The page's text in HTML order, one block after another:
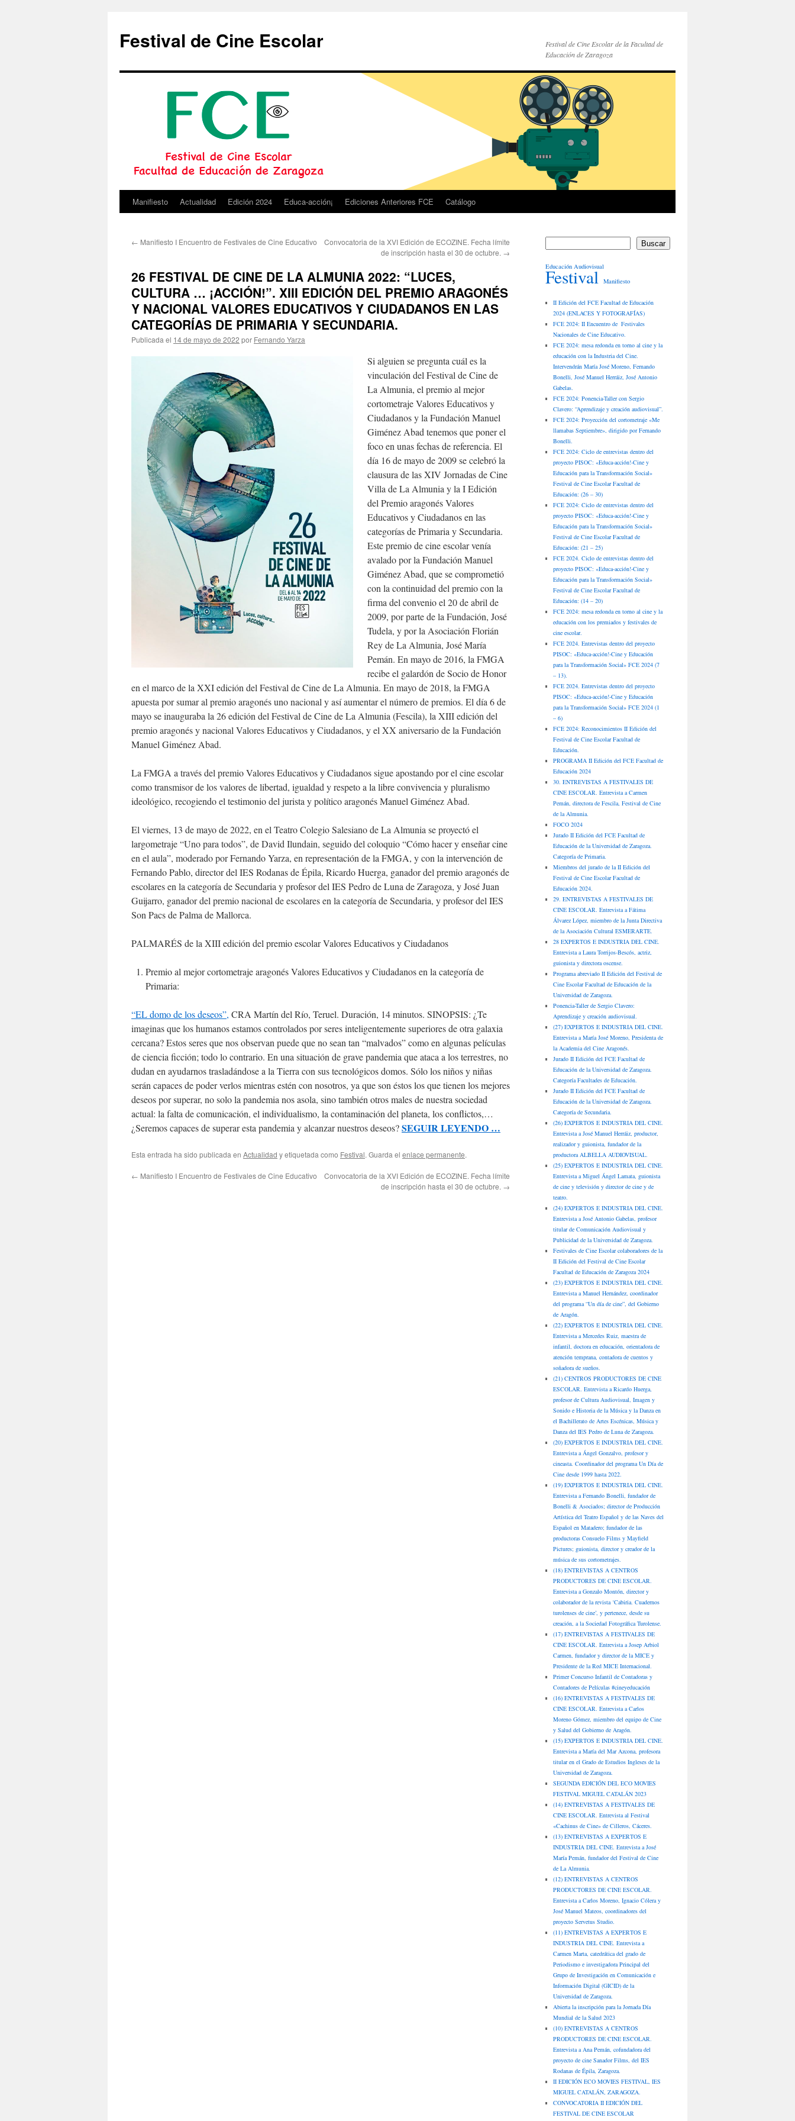
Festival de Cine Escolar
Festival de Cine Escolar de la Facultad de
Educación de Zaragoza
Saltar
contenido
Manifiesto Actualidad Edición 2024 Educa-acción¡ Ediciones Anteriores FCE Catálogo
← Manifiesto I Encuentro de Festivales de Cine Educativo
Convocatoria de la XVI Edición de ECOZINE. Fecha límite
de inscripción hasta el 30 de octubre. →
26 FESTIVAL DE CINE DE LA ALMUNIA 2022: “LUCES,
CULTURA … ¡ACCIÓN!”. XIII EDICIÓN DEL PREMIO ARAGONÉS
Y NACIONAL VALORES EDUCATIVOS Y CIUDADANOS EN LAS
CATEGORÍAS DE PRIMARIA Y SECUNDARIA.
Publicada el 14 de mayo de 2022 por Fernando Yarza
Si alguien se pregunta cuál es la
vinculación del Festival de Cine de
La Almunia, el premio al mejor
cortometraje Valores Educativos y
Ciudadanos y la Fundación Manuel
Giménez Abad tenemos que poner el
foco en unas fechas de referencia. El
día 16 de mayo de 2009 se celebró la
clausura de las XIV Jornadas de Cine
Villa de La Almunia y la I Edición
del Premio aragonés Valores
Educativos y Ciudadanos en las
categorías de Primaria y Secundaria.
Este premio de cine escolar venía
avalado por la Fundación Manuel
Giménez Abad, que se comprometió
con la continuidad del premio con la
firma del convenio el 20 de abril de
2009, por parte de la Fundación, José
Tudela, y por la Asociación Florián
Rey de La Almunia, José María
Pemán. En mayo de 2016, la FMGA
recibe el galardón de Socio de Honor
en el marco de la XXI edición del Festival de Cine de La Almunia. En mayo de 2018, la FMGA
apuesta por sumar al premio aragonés uno nacional y así aumentar el número de premios. El día 6 de
mayo se inauguraba la 26 edición del Festival de Cine de La Almunia (Fescila), la XIII edición del
premio aragonés y nacional Valores Educativos y Ciudadanos, y el XX aniversario de la Fundación
Manuel Giménez Abad.
La FMGA a través del premio Valores Educativos y Ciudadanos sigue apostando por el cine escolar
como transmisor de los valores de libertad, igualdad y respeto a la libre convivencia y pluralismo
ideológico, recogiendo el testimonio del jurista y político aragonés Manuel Giménez Abad.
El viernes, 13 de mayo de 2022, en el Teatro Colegio Salesiano de La Almunia se proyectó el
largometraje “Uno para todos”, de David Ilundain, seguido del coloquio “Cómo hacer y enseñar cine
en el aula”, moderado por Fernando Yarza, en representación de la FMGA, y con la intervención de
Fernando Pablo, director del IES Rodanas de Épila, Ricardo Huerga, ganador del premio aragonés de
escolares en la categoría de Secundaria y profesor del IES Pedro de Luna de Zaragoza, y José Juan
Guijarro, ganador del premio nacional de escolares en la categoría de Secundaria, y profesor del IES
Son Pacs de Palma de Mallorca.
PALMARÉS de la XIII edición del premio escolar Valores Educativos y Ciudadanos
Premio al mejor cortometraje aragonés Valores Educativos y Ciudadanos en la categoría de
Primaria:
“EL domo de los deseos”, CRA Martín del Río, Teruel. Duración, 14 minutos. SINOPSIS: ¿Te
imaginas que los humanos estamos controlados por seres inteligentemente superiores de otra galaxia
cercana? Estos seres que nos observan puede que no sean tan “malvados” como en algunas películas
de ciencia ficción; todo lo contrario. En una situación de grave pandemia que ataca a los terrestres, no
dudan en ayudarnos trasladándose a la Tierra con sus tecnológicos domos. Sólo los niños y niñas
serán capaces de poder verlos mientras estén con nosotros, ya que son éstos los que tienen los mejores
deseos por superar, no solo la pandemia nos asola, sino también otros males de nuestra sociedad
actual: la falta de comunicación, el individualismo, la contaminación del planeta, los conflictos,…
¿Seremos capaces de superar esta pandemia y alcanzar nuestros deseos?SEGUIR LEYENDO …
Esta entrada ha sido publicada en Actualidad y etiquetada como Festival. Guarda el enlace permanente.
← Manifiesto I Encuentro de Festivales de Cine Educativo
Convocatoria de la XVI Edición de ECOZINE. Fecha límite
de inscripción hasta el 30 de octubre. →
Buscar
Educación Audiovisual
Festival Manifiesto
II Edición del FCE Facultad de Educación
2024 (ENLACES Y FOTOGRAFÍAS)
FCE 2024: II Encuentro de Festivales
Nacionales de Cine Educativo.
FCE 2024: mesa redonda en torno al cine y la
educación con la Industria del Cine.
Intervendrán María José Moreno, Fernando
Bonelli, José Manuel Herráiz, José Antonio
Gabelas.
FCE 2024: Ponencia-Taller con Sergio
Clavero: “Aprendizaje y creación audiovisual”.
FCE 2024: Proyección del cortometraje «Me
llamabas Septiembre», dirigido por Fernando
Bonelli.
FCE 2024: Ciclo de entrevistas dentro del
proyecto PISOC: «Educa-acción!-Cine y
Educación para la Transformación Social»
Festival de Cine Escolar Facultad de
Educación: (26 – 30)
FCE 2024: Ciclo de entrevistas dentro del
proyecto PISOC: «Educa-acción!-Cine y
Educación para la Transformación Social»
Festival de Cine Escolar Facultad de
Educación: (21 – 25)
FCE 2024. Ciclo de entrevistas dentro del
proyecto PISOC: «Educa-acción!-Cine y
Educación para la Transformación Social»
Festival de Cine Escolar Facultad de
Educación: (14 – 20)
FCE 2024: mesa redonda en torno al cine y la
educación con los premiados y festivales de
cine escolar.
FCE 2024. Entrevistas dentro del proyecto
PISOC: «Educa-acción!-Cine y Educación
para la Transformación Social» FCE 2024 (7
– 13).
FCE 2024. Entrevistas dentro del proyecto
PISOC: «Educa-acción!-Cine y Educación
para la Transformación Social» FCE 2024 (1
– 6)
FCE 2024: Reconocimientos II Edición del
Festival de Cine Escolar Facultad de
Educación.
PROGRAMA II Edición del FCE Facultad de
Educación 2024
30. ENTREVISTAS A FESTIVALES DE
CINE ESCOLAR. Entrevista a Carmen
Pemán, directora de Fescila, Festival de Cine
de la Almunia.
FOCO 2024
Jurado II Edición del FCE Facultad de
Educación de la Universidad de Zaragoza.
Categoría de Primaria.
Miembros del jurado de la II Edición del
Festival de Cine Escolar Facultad de
Educación 2024.
29. ENTREVISTAS A FESTIVALES DE
CINE ESCOLAR. Entrevista a Fátima
Álvarez López, miembro de la Junta Directiva
de la Asociación Cultural ESMERARTE.
28 EXPERTOS E INDUSTRIA DEL CINE.
Entrevista a Laura Torrijos-Bescós, actriz,
guionista y directora oscense.
Programa abreviado II Edición del Festival de
Cine Escolar Facultad de Educación de la
Universidad de Zaragoza.
Ponencia-Taller de Sergio Clavero:
Aprendizaje y creación audiovisual.
(27) EXPERTOS E INDUSTRIA DEL CINE.
Entrevista a María José Moreno, Presidenta de
la Academia del Cine Aragonés.
Jurado II Edición del FCE Facultad de
Educación de la Universidad de Zaragoza.
Categoría Facultades de Educación.
Jurado II Edición del FCE Facultad de
Educación de la Universidad de Zaragoza.
Categoría de Secundaria.
(26) EXPERTOS E INDUSTRIA DEL CINE.
Entrevista a José Manuel Herráiz, productor,
realizador y guionista, fundador de la
productora ALBELLA AUDIOVISUAL.
(25) EXPERTOS E INDUSTRIA DEL CINE.
Entrevista a Miguel Ángel Lamata, guionista
de cine y televisión y director de cine y de
teatro.
(24) EXPERTOS E INDUSTRIA DEL CINE.
Entrevista a José Antonio Gabelas, profesor
titular de Comunicación Audiovisual y
Publicidad de la Universidad de Zaragoza.
Festivales de Cine Escolar colaboradores de la
II Edición del Festival de Cine Escolar
Facultad de Educación de Zaragoza 2024
(23) EXPERTOS E INDUSTRIA DEL CINE.
Entrevista a Manuel Hernández, coordinador
del programa “Un día de cine”, del Gobierno
de Aragón.
(22) EXPERTOS E INDUSTRIA DEL CINE.
Entrevista a Mercedes Ruiz, maestra de
infantil, doctora en educación, orientadora de
atención temprana, contadora de cuentos y
soñadora de sueños.
(21) CENTROS PRODUCTORES DE CINE
ESCOLAR. Entrevista a Ricardo Huerga,
profesor de Cultura Audiovisual, Imagen y
Sonido e Historia de la Música y la Danza en
el Bachillerato de Artes Escénicas, Música y
Danza del IES Pedro de Luna de Zaragoza.
(20) EXPERTOS E INDUSTRIA DEL CINE.
Entrevista a Ángel Gonzalvo, profesor y
cineasta. Coordinador del programa Un Día de
Cine desde 1999 hasta 2022.
(19) EXPERTOS E INDUSTRIA DEL CINE.
Entrevista a Fernando Bonelli, fundador de
Bonelli & Asociados; director de Producción
Artística del Teatro Español y de las Naves del
Español en Matadero; fundador de las
productoras Consuelo Films y Mayfield
Pictures; guionista, director y creador de la
música de sus cortometrajes.
(18) ENTREVISTAS A CENTROS
PRODUCTORES DE CINE ESCOLAR.
Entrevista a Gonzalo Montón, director y
colaborador de la revista ‘Cabiria. Cuadernos
turolenses de cine’, y pertenece, desde su
creación, a la Sociedad Fotográfica Turolense.
(17) ENTREVISTAS A FESTIVALES DE
CINE ESCOLAR. Entrevista a Josep Arbiol
Carmen, fundador y director de la MICE y
Presidente de la Red MICE Internacional.
Primer Concurso Infantil de Contadoras y
Contadores de Películas #cineyeducación
(16) ENTREVISTAS A FESTIVALES DE
CINE ESCOLAR. Entrevista a Carlos
Moreno Gómez, miembro del equipo de Cine
y Salud del Gobierno de Aragón.
(15) EXPERTOS E INDUSTRIA DEL CINE.
Entrevista a María del Mar Azcona, profesora
titular en el Grado de Estudios Ingleses de la
Universidad de Zaragoza.
SEGUNDA EDICIÓN DEL ECO MOVIES
FESTIVAL MIGUEL CATALÁN 2023
(14) ENTREVISTAS A FESTIVALES DE
CINE ESCOLAR. Entrevista al Festival
«Cachinus de Cine» de Cilleros, Cáceres.
(13) ENTREVISTAS A EXPERTOS E
INDUSTRIA DEL CINE. Entrevista a José
María Pemán, fundador del Festival de Cine
de La Almunia.
(12) ENTREVISTAS A CENTROS
PRODUCTORES DE CINE ESCOLAR.
Entrevista a Carlos Moreno, Ignacio Cólera y
José Manuel Mateos, coordinadores del
proyecto Servetus Studio.
(11) ENTREVISTAS A EXPERTOS E
INDUSTRIA DEL CINE. Entrevista a
Carmen Marta, catedrática del grado de
Periodismo e investigadora Principal del
Grupo de Investigación en Comunicación e
Información Digital (GICID) de la
Universidad de Zaragoza.
Abierta la inscripción para la Jornada Día
Mundial de la Salud 2023
(10) ENTREVISTAS A CENTROS
PRODUCTORES DE CINE ESCOLAR.
Entrevista a Ana Pemán, cofundadora del
proyecto de cine Sanador Films, del IES
Rodanas de Épila, Zaragoza.
II EDICIÓN ECO MOVIES FESTIVAL, IES
MIGUEL CATALÁN, ZARAGOZA.
CONVOCATORIA II EDICIÓN DEL
FESTIVAL DE CINE ESCOLAR